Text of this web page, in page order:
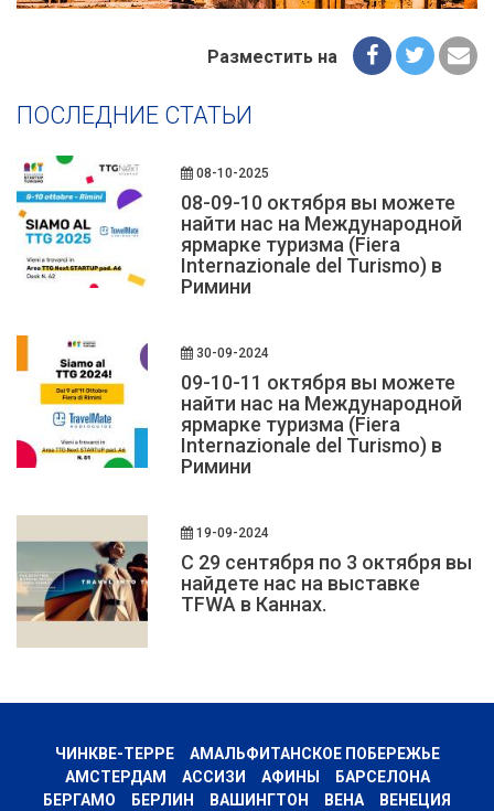
Разместить на
ПОСЛЕДНИЕ СТАТЬИ
08-10-2025
08-09-10 октября вы можете
найти нас на Международной
ярмарке туризма (Fiera
Internazionale del Turismo) в
Римини
30-09-2024
09-10-11 октября вы можете
найти нас на Международной
ярмарке туризма (Fiera
Internazionale del Turismo) в
Римини
19-09-2024
С 29 сентября по 3 октября вы
найдете нас на выставке
TFWA в Каннах.
ЧИНКВЕ-ТЕРРЕ
АМАЛЬФИТАНСКОЕ ПОБЕРЕЖЬЕ
АМСТЕРДАМ
АССИЗИ АФИНЫ
БАРСЕЛОНА
БЕРГАМО
БЕРЛИН ВАШИНГТОН ВЕНА ВЕНЕЦИЯ